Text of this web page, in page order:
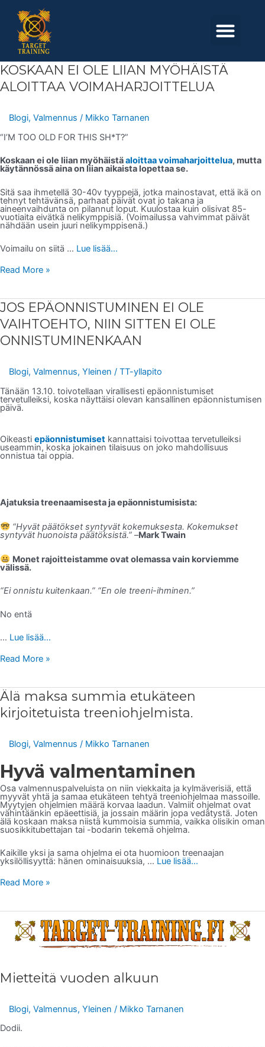
content
KOSKAAN EI OLE LIIAN MYÖHÄISTÄ
ALOITTAA VOIMAHARJOITTELUA
Blogi, Valmennus / Mikko Tarnanen
“I’M TOO OLD FOR THIS SH*T?”
Koskaan ei ole liian myöhäistäaloittaa voimaharjoittelua, mutta
käytännössä aina on liian aikaista lopettaa se.
Sitä saa ihmetellä 30-40v tyyppejä, jotka mainostavat, että ikä on
tehnyt tehtävänsä, parhaat päivät ovat jo takana ja
aineenvaihdunta on pilannut loput. Kuulostaa kuin olisivat 85-
vuotiaita eivätkä nelikymppisiä. (Voimailussa vahvimmat päivät
nähdään usein juuri nelikymppisenä.)
Voimailu on siitä … Lue lisää...
KOSKAAN
EI
OLE
LIIAN
VOIMAHARJOITTELUA
Read More »
JOS EPÄONNISTUMINEN EI OLE
VAIHTOEHTO, NIIN SITTEN EI OLE
ONNISTUMINENKAAN
Blogi, Valmennus, Yleinen / TT-yllapito
Tänään 13.10. toivotellaan virallisesti epäonnistumiset
tervetulleiksi, koska näyttäisi olevan kansallinen epäonnistumisen
päivä.
Oikeasti epäonnistumiset kannattaisi toivottaa tervetulleiksi
useammin, koska jokainen tilaisuus on joko mahdollisuus
onnistua tai oppia.
Ajatuksia treenaamisesta ja epäonnistumisista:
“Hyvät päätökset syntyvät kokemuksesta. Kokemukset
syntyvät huonoista päätöksistä.” –Mark Twain
Monet rajoitteistamme ovat olemassa vain korviemme
välissä.
“Ei onnistu kuitenkaan.” “En ole treeni-ihminen.”
No entä
… Lue lisää...
JOS
EPÄONNISTUMINEN
EI
OLE
VAIHTOEHTO,
NIIN
OLE
ONNISTUMINENKAAN
Read More »
Älä maksa summia etukäteen
kirjoitetuista treeniohjelmista.
Blogi, Valmennus / Mikko Tarnanen
Hyvä valmentaminen
Osa valmennuspalveluista on niin viekkaita ja kylmäverisiä, että
myyvät yhtä ja samaa etukäteen tehtyä treeniohjelmaa massoille.
Myytyjen ohjelmien määrä korvaa laadun. Valmiit ohjelmat ovat
vähintäänkin epäeettisiä, ja jossain määrin jopa vedätystä. Joten
älä koskaan maksa niistä kummoisia summia, vaikka olisikin oman
suosikkitubettajan tai -bodarin tekemä ohjelma.
Kaikille yksi ja sama ohjelma ei ota huomioon treenaajan
yksilöllisyyttä: hänen ominaisuuksia, … Lue lisää...
Älä
maksa
summia
etukäteen
Read More »
Mietteitä vuoden alkuun
Blogi, Valmennus, Yleinen / Mikko Tarnanen
Dodii.
Mietteitä
vuoden
alkuun